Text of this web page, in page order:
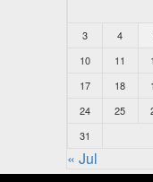
3
4
10
11
17
18
24
25
31
« Jul